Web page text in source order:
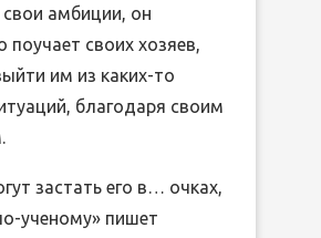
свои амбиции, он
поучает своих хозяев,
им из каких-то
благодаря своим
застать его в… очках,
ученому» пишет